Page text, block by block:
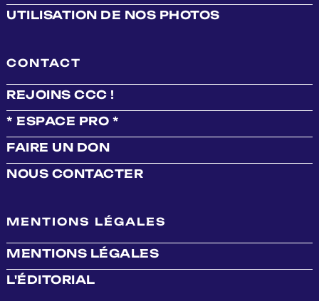
UTILISATION DE NOS PHOTOS
CONTACT
REJOINS CCC !
* ESPACE PRO *
FAIRE UN DON
NOUS CONTACTER
MENTIONS LÉGALES
MENTIONS LÉGALES
L'ÉDITORIAL